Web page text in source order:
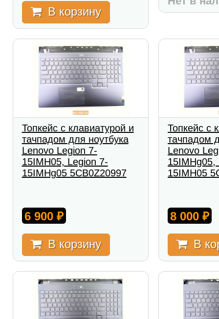
В корзину
Топкейс с клавиатурой и
тачпадом для ноутбука
Lenovo Legion 7-
15IMH05, Legion 7-
15IMHg05 5CB0Z20997
6 900 ₽
В корзину
Топкейс с
тачпадом
Lenovo
15IMHg05,
15IMH05
8 000₽
В